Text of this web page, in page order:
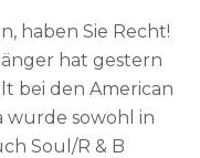
haben Sie Recht!
hat gestern
bei den American
wurde sowohl in
Soul/R & B